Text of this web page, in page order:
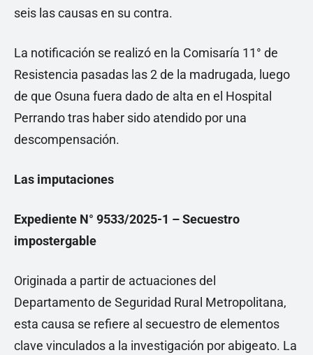
seis las causas en su contra.
La notificación se realizó en la Comisaría 11° de
Resistencia pasadas las 2 de la madrugada, luego
de que Osuna fuera dado de alta en el Hospital
Perrando tras haber sido atendido por una
descompensación.
Las imputaciones
Expediente N° 9533/2025-1 – Secuestro
impostergable
Originada a partir de actuaciones del
Departamento de Seguridad Rural Metropolitana,
esta causa se refiere al secuestro de elementos
clave vinculados a la investigación por abigeato. La